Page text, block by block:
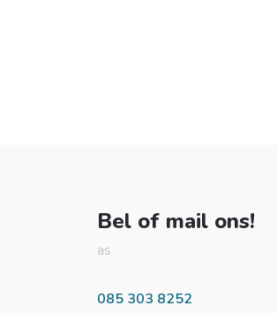
Bel of mail ons!
as
085 303 8252